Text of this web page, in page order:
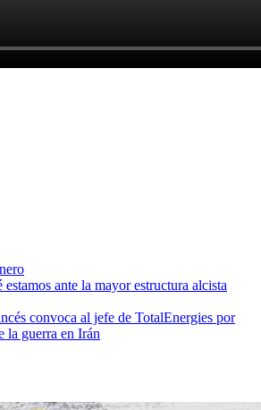
estamos ante la mayor estructura alcista
convoca al jefe de TotalEnergies por
la guerra en Irán